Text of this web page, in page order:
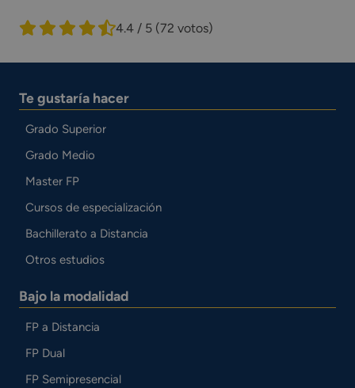
4.4 / 5 (72 votos)
Te gustaría hacer
Grado Superior
Grado Medio
Master FP
Cursos de especialización
Bachillerato a Distancia
Otros estudios
Bajo la modalidad
FP a Distancia
FP Dual
FP Semipresencial